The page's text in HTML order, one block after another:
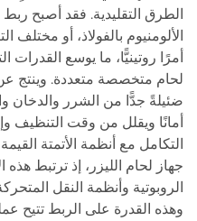
الطرق التقليدية. فقد أصبح ربط
الألومنيوم بالفولاذ، أو مختلف
أمرًا روتينيًّا، ما يوسع
لحام متخصصة متعددة. وينتج
ضئيلةً جدًّا من الشرر والدخان
أمانًا ويقلل من وقت التنظيف
التكامل مع أنظمة الأتمتة
جهاز لحام الليزر، إذ ترتبط
الروبوتية وأنظمة النقل
وهذه القدرة على الربط تتيح